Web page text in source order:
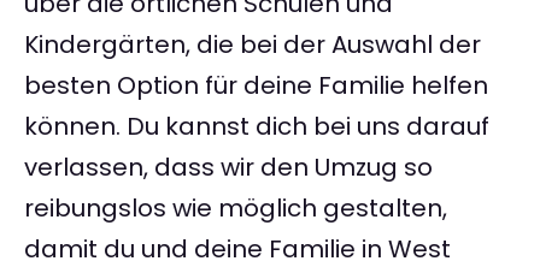
Kindergärten, die bei der Auswahl der
besten Option für deine Familie helfen
können. Du kannst dich bei uns darauf
verlassen, dass wir den Umzug so
reibungslos wie möglich gestalten,
damit du und deine Familie in West